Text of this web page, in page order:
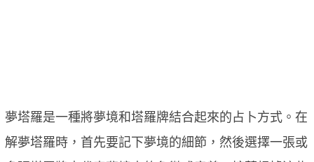
夢塔羅是一種將夢境和塔羅牌結合起來的占卜方式。在
解夢塔羅時，首先要記下夢境的細節，然後選擇一張或